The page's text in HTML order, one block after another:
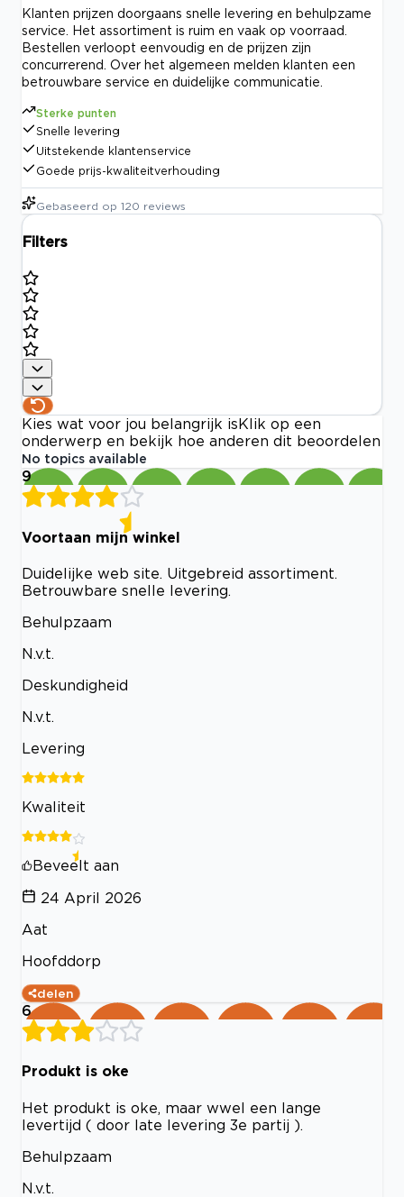
Klanten prijzen doorgaans snelle levering en behulpzame
service. Het assortiment is ruim en vaak op voorraad.
Bestellen verloopt eenvoudig en de prijzen zijn
concurrerend. Over het algemeen melden klanten een
betrouwbare service en duidelijke communicatie.
Sterke punten
Snelle levering
Uitstekende klantenservice
Goede prijs-kwaliteitverhouding
Gebaseerd op 120 reviews
Filters
Kies wat voor jou belangrijk is Klik op een
onderwerp en bekijk hoe anderen dit beoordelen
No topics available
9
Voortaan mijn winkel
Duidelijke web site. Uitgebreid assortiment.
Betrouwbare snelle levering.
Behulpzaam
N.v.t.
Deskundigheid
N.v.t.
Levering
Kwaliteit
Beveelt aan
24 April 2026
Aat
Hoofddorp
delen
6
Produkt is oke
Het produkt is oke, maar wwel een lange
levertijd ( door late levering 3e partij ).
Behulpzaam
N.v.t.